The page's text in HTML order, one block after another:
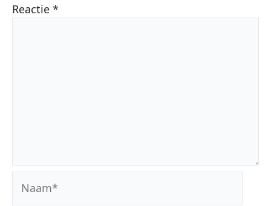
Reactie *